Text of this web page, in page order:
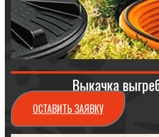
Выкачка
ОСТАВИТЬ ЗАЯВКУ